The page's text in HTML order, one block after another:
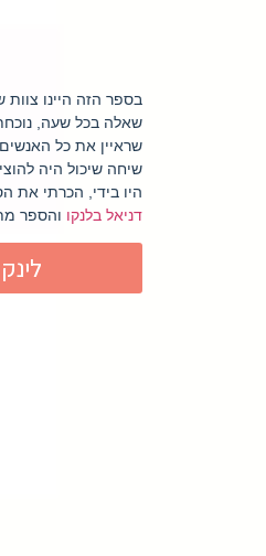
בספר הזה היינו
שאלה בכל שעה,
שראיין את כל
שיחה שיכול היה
היו בידי, הכרתי את
דניאל בלנקו והספר